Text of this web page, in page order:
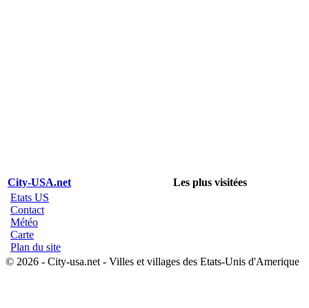
City-USA.net
Les plus visitées
Etats US
Contact
Météo
Carte
Plan du site
© 2026 - City-usa.net - Villes et villages des Etats-Unis d'Amerique